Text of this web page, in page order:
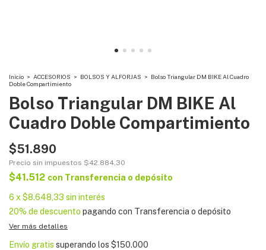
Inicio > ACCESORIOS > BOLSOS Y ALFORJAS > Bolso Triangular DM BIKE Al Cuadro
Doble Compartimiento
Bolso Triangular DM BIKE Al
Cuadro Doble Compartimiento
$51.890
Precio sin impuestos $42.884,30
$41.512 con Transferencia o depósito
6 x $8.648,33 sin interés
20% de descuento pagando con Transferencia o depósito
Ver más detalles
Envío gratis superando los $150.000